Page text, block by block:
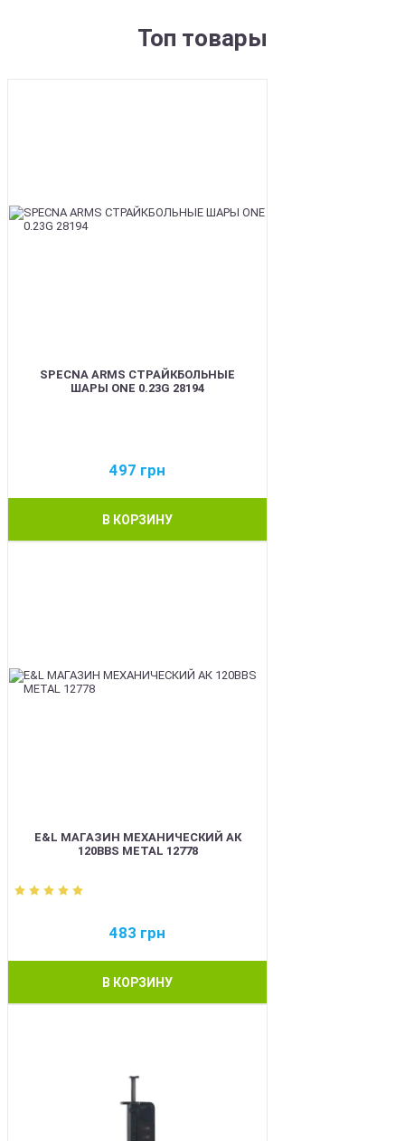
Топ товары
SPECNA ARMS СТРАЙКБОЛЬНЫЕ
ШАРЫ ONE 0.23G 28194
497 грн
В КОРЗИНУ
E&L МАГАЗИН МЕХАНИЧЕСКИЙ АК
120BBS METAL 12778
483 грн
В КОРЗИНУ